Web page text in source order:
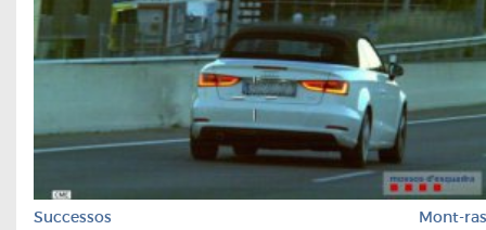
Successos Mont-ras